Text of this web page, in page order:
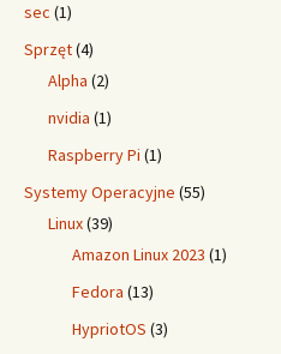
sec (1)
Sprzęt(4)
Alpha (2)
nvidia (1)
Raspberry Pi (1)
Systemy Operacyjne (55)
Linux(39)
Amazon Linux 2023 (1)
Fedora (13)
HypriotOS (3)